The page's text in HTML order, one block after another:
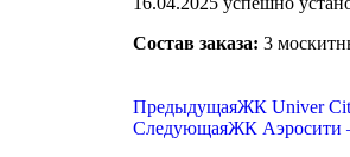
Состав заказа: 3
ПредыдущаяЖК Univer
СледующаяЖК Аэросити